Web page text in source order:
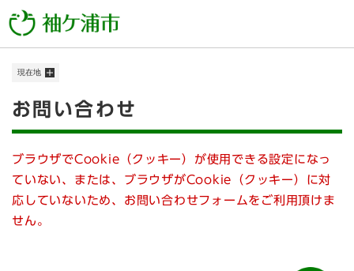
ー
メニューを飛ばして本文へ
現在地
本
お問い合わせ
ブラウザでCookie（クッキー）が使用できる設定になっ
ていない、または、ブラウザがCookie（クッキー）に対
応していないため、お問い合わせフォームをご利用頂けま
せん。